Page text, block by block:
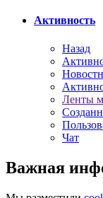
Активность
Назад
Ленты
Чат
Важная